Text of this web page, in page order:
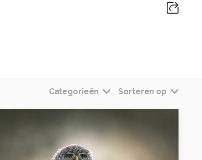
Categorieën Sorteren op